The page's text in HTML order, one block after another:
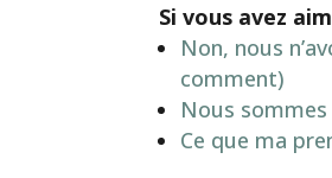
Si vous avez
Non, nous
comment)
Nous sommes
Ce que ma